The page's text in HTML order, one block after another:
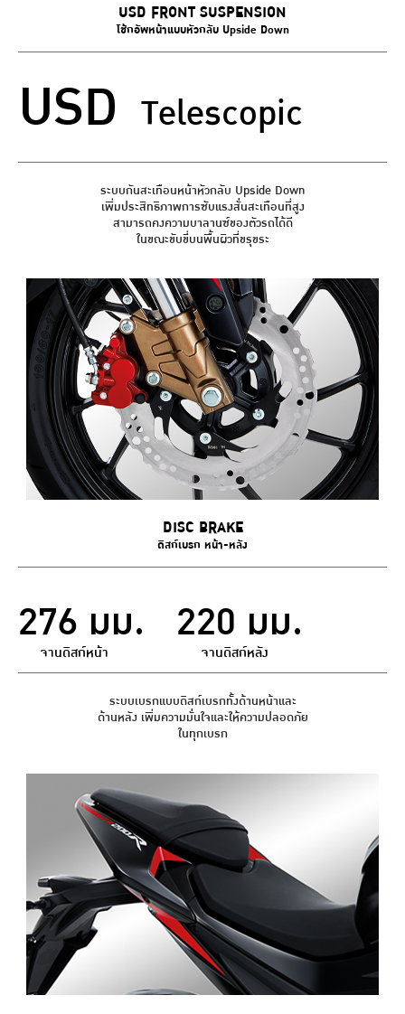
USD FRONT SUSPENSION
โช้กอัพหน้าแบบหัวกลับ Upside Down
USD Telescopic
ระบบกันสะเทือนหน้าหัวกลับ Upside Down
เพิ่มประสิทธิภาพการซับแรงสั่นสะเทือนที่สูง
สามารถคงความบาลานซ์ของตัวรถได้ดี
ในขณะขับขี่บนพื้นผิวที่ขรุขระ
DISC BRAKE
ดิสก์เบรก หน้า-หลัง
276 มม. 220 มม.
จานดิสก์หน้า จานดิสก์หลัง
ระบบเบรกแบบดิสก์เบรกทั้งด้านหน้าและ
ด้านหลัง เพิ่มความมั่นใจและให้ความปลอดภัย
ในทุกเบรก